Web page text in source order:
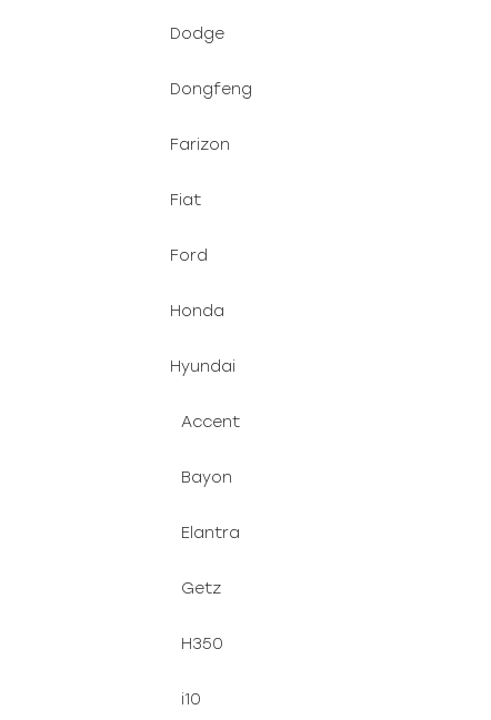
Dodge
Dongfeng
Farizon
Fiat
Ford
Honda
Hyundai
Accent
Bayon
Elantra
Getz
H350
i10